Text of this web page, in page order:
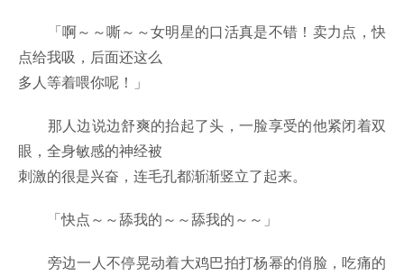
「啊～～嘶～～女明星的口活真是不错！卖力点，快
点给我吸，后面还这么
多人等着喂你呢！」
那人边说边舒爽的抬起了头，一脸享受的他紧闭着双
眼，全身敏感的神经被
刺激的很是兴奋，连毛孔都渐渐竖立了起来。
「快点～～舔我的～～舔我的～～」
旁边一人不停晃动着大鸡巴拍打杨幂的俏脸，吃痛的